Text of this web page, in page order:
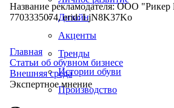
Дизайн
Акценты
Тренды
Истории обуви
Производство
Название рекламодателя: ООО
7703335074, erid: LjN8K37Ko
Главная
Статьи об обувном бизнесе
Внешняя среда
Экспертное мнение